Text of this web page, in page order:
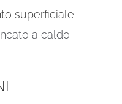
superficiale
a caldo